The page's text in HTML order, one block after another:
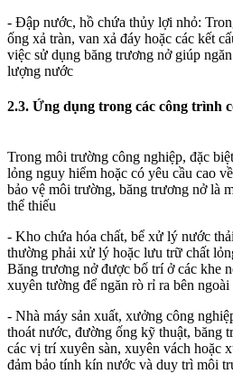
- Đập nước, hồ chứa thủy lợi nhỏ:
ống xả tràn, van xả đáy hoặc các kết
việc sử dụng băng trương nở giúp
lượng nước
2.3. Ứng dụng trong các công trình
Trong môi trường công nghiệp, đặc
lỏng nguy hiểm hoặc có yêu cầu cao
bảo vệ môi trường, băng trương nở là
thể thiếu
- Kho chứa hóa chất, bể xử lý nước
thường phải xử lý hoặc lưu trữ chất
Băng trương nở được bố trí ở các khe
xuyên tường để ngăn rò rỉ ra bên
- Nhà máy sản xuất, xưởng công
thoát nước, đường ống kỹ thuật, băng
các vị trí xuyên sàn, xuyên vách hoặc
đảm bảo tính kín nước và duy trì môi